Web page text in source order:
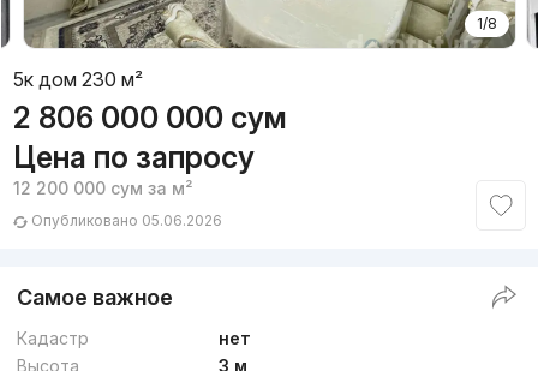
1/8
5к дом 230 м²
2 806 000 000 сум
Цена по запросу
12 200 000 сум за м²
Опубликовано 05.06.2026
Самое важное
Кадастр
нет
Высота
3 м